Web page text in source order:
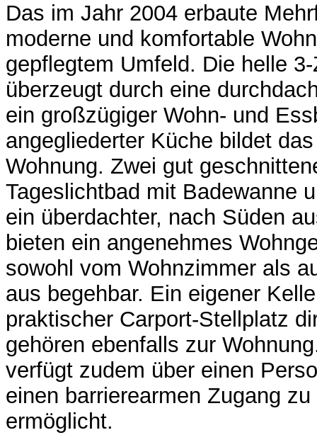
Das im Jahr 2004 erbaute
moderne und komfortable
gepflegtem Umfeld. Die helle
überzeugt durch eine
ein großzügiger Wohn- und
angegliederter Küche bildet
Wohnung. Zwei gut
Tageslichtbad mit Badewanne
ein überdachter, nach Süden
bieten ein angenehmes
sowohl vom Wohnzimmer als
aus begehbar. Ein eigener
praktischer Carport-Stellplatz
gehören ebenfalls zur
verfügt zudem über einen
einen barrierearmen Zugang
ermöglicht.